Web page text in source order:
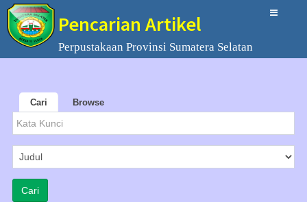
Pencarian Artikel
Perpustakaan Provinsi Sumatera Selatan
Cari Browse